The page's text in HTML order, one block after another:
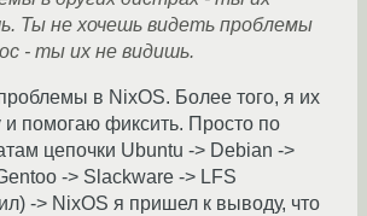
Ты не хочешь видеть проблемы
- ты их не видишь.
в NixOS. Более того, я их
и помогаю фиксить. Просто по
цепочки Ubuntu -> Debian ->
-> Slackware -> LFS
-> NixOS я пришел к выводу, что